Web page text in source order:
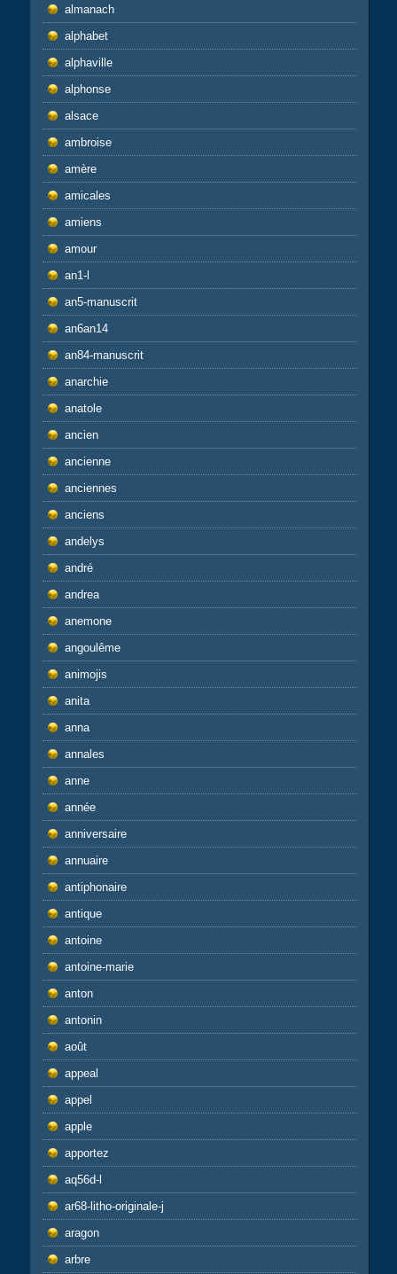
almanach
alphabet
alphaville
alphonse
alsace
ambroise
amère
amicales
amiens
amour
an1-l
an5-manuscrit
an6an14
an84-manuscrit
anarchie
anatole
ancien
ancienne
anciennes
anciens
andelys
andré
andrea
anemone
angoulême
animojis
anita
anna
annales
anne
année
anniversaire
annuaire
antiphonaire
antique
antoine
antoine-marie
anton
antonin
août
appeal
appel
apple
apportez
aq56d-l
ar68-litho-originale-j
aragon
arbre